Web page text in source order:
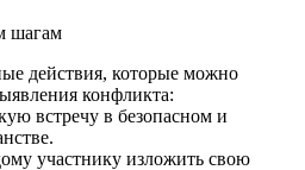
шагам
действия, которые можно
конфликта:
встречу в безопасном и
участнику изложить свою